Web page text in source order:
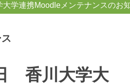
学連携Moodleメンテナンスのお
香川大学大